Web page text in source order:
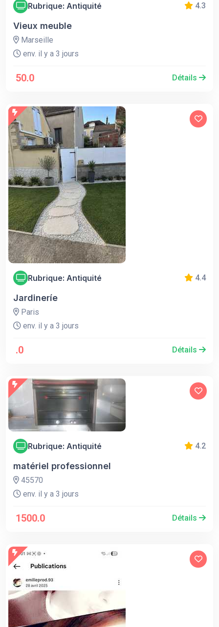
Rubrique: Antiquité 4.3
Vieux meuble
Marseille
env. il y a 3 jours
50.0 Détails
Rubrique: Antiquité 4.4
Jardineríe
Paris
env. il y a 3 jours
.0 Détails
Rubrique: Antiquité 4.2
matériel professionnel
45570
env. il y a 3 jours
1500.0 Détails